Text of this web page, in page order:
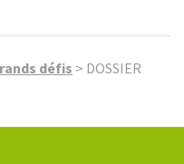
défis > DOSSIER